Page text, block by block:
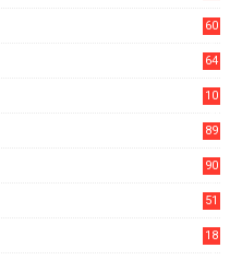
60
64
10
89
90
51
18